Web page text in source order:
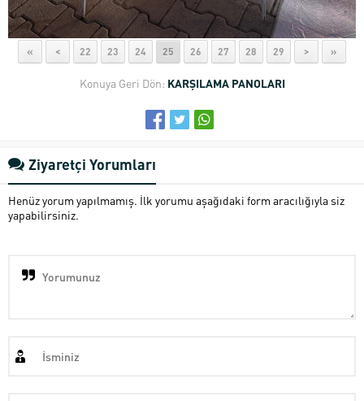
« < 22 23 24 25 26 27 28 29 > »
Konuya Geri Dön: KARŞILAMA PANOLARI
Ziyaretçi Yorumları
Henüz yorum yapılmamış. İlk yorumu aşağıdaki form aracılığıyla siz
yapabilirsiniz.